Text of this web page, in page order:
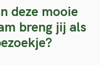
deze mooie
breng jij als